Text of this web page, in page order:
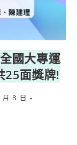
國大專運
25面獎牌!
8 日